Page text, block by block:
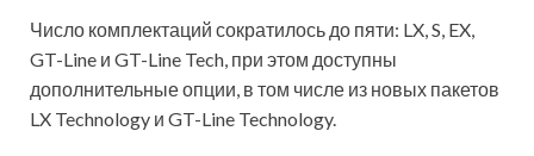
Число комплектаций сократилось до пяти: LX, S, EX,
GT-Line и GT-Line Tech, при этом доступны
дополнительные опции, в том числе из новых пакетов
LX Technology и GT-Line Technology.